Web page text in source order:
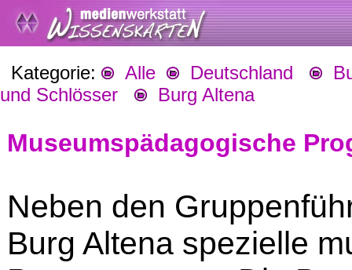
Kategorie: Alle Deutschland
und Schlösser
Burg Altena
Museumspädagogische
Neben den
Burg Altena spezielle